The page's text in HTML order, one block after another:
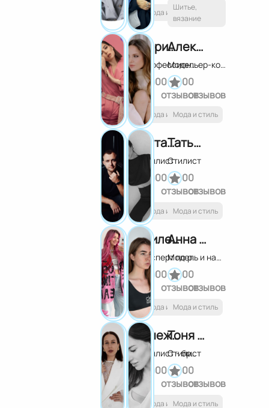
Мода и стиль
Шитье,
вязание
Карина Нигай
Профессиональный стилист и fashion - инфлюенсер. Автор курса по эстетичному стилю.
00
отзывов
Мода и стиль
Александра Медведко
Модельер-конструктор
00
отзывов
Мода и стиль
Виталий Руденков
Стилист
00
отзывов
Мода и стиль
Татьяна Хворостовская
Стилист
00
отзывов
Мода и стиль
Милена Нода
Эксперт по росписи одежды
00
отзывов
Мода и стиль
Анна Шило
Модель и наставник моделей
00
отзывов
Мода и стиль
Снежанна Афонина
Стилист - брендмейкер, эксперт по архетипам
00
отзывов
Мода и стиль
Тоня Дженсен
Стилист
00
отзывов
Мода и стиль